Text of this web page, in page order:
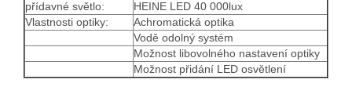
přídavné světlo:
HEINE LED 40 000lux
Vlastnosti optiky:
Achromatická optika
Vodě odolný systém
Možnost libovolného nastavení optiky
Možnost přidání LED osvětlení